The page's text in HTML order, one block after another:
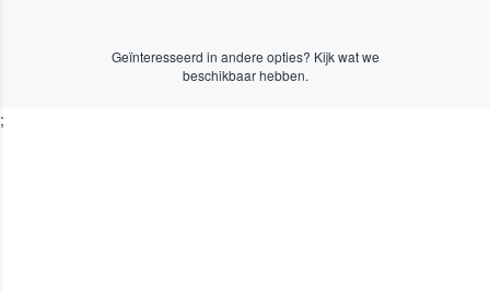
Geïnteresseerd in andere opties? Kijk wat we
beschikbaar hebben.
;